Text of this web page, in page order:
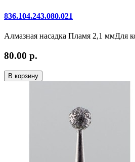
836.104.243.080.021
Алмазная насадка Пламя 2,1 ммДля
80.00 р.
В корзину